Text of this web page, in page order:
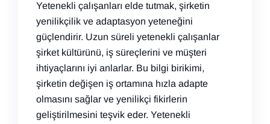
Yetenekli çalışanları elde tutmak, şirketin
yenilikçilik ve adaptasyon yeteneğini
güçlendirir. Uzun süreli yetenekli çalışanlar
şirket kültürünü, iş süreçlerini ve müşteri
ihtiyaçlarını iyi anlarlar. Bu bilgi birikimi,
şirketin değişen iş ortamına hızla adapte
olmasını sağlar ve yenilikçi fikirlerin
geliştirilmesini teşvik eder. Yetenekli